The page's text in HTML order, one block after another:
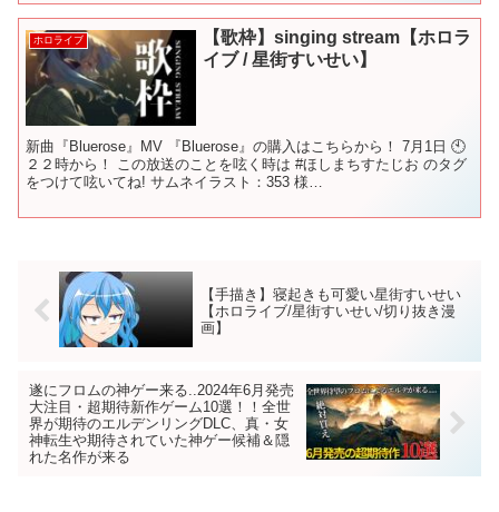
ホロライブ
【歌枠】singing stream【ホロラ
イブ / 星街すいせい】
新曲『Bluerose』MV 『Bluerose』の購入はこちらから！ 7月1日 🕙
２２時から！ この放送のことを呟く時は #ほしまちすたじお のタグ
をつけて呟いてね! サムネイラスト：353 様
【手描き】寝起きも可愛い星街すいせい
【ホロライブ/星街すいせい/切り抜き漫
画】
遂にフロムの神ゲー来る..2024年6月発売
大注目・超期待新作ゲーム10選！！全世
界が期待のエルデンリングDLC、真・女
神転生や期待されていた神ゲー候補＆隠
れた名作が来る